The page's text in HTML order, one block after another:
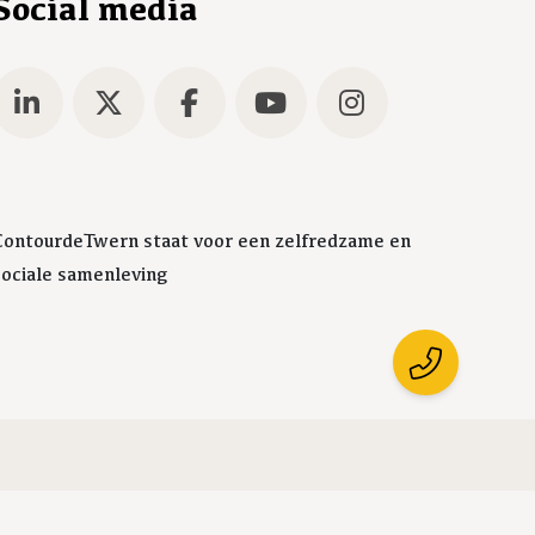
staat voor een zelfredzame en
samenleving